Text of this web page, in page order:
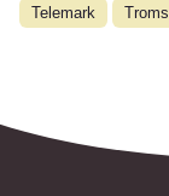
Telemark Troms